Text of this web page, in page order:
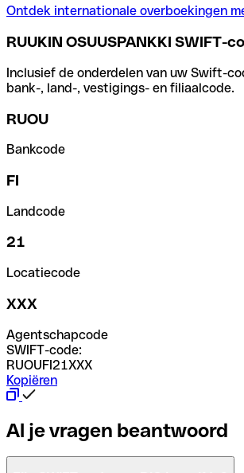
Ontdek internationale overboekingen
RUUKIN OSUUSPANKKI SWIFT-
Inclusief de onderdelen van uw Swift-
bank-, land-, vestigings- en filiaalcode.
RUOU
Bankcode
FI
Landcode
21
Locatiecode
XXX
Agentschapcode
SWIFT-code:
RUOUFI21XXX
Kopiëren
Al je vragen beantwoord